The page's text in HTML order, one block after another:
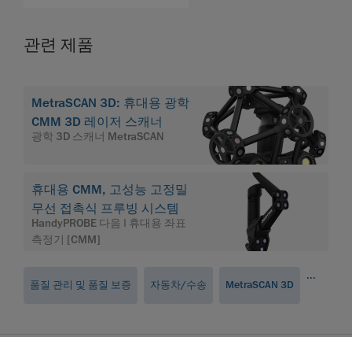
관련 제품
MetraSCAN 3D: 휴대용 광학
CMM 3D 레이저 스캐너
광학 3D 스캐너 MetraSCAN
휴대용 CMM, 고성능 고정밀
무선 접촉식 프루빙 시스템
HandyPROBE 다음 | 휴대용 좌표
측정기 [CMM]
품질 관리 및 품질 보증 자동차/수송 MetraSCAN 3D
...